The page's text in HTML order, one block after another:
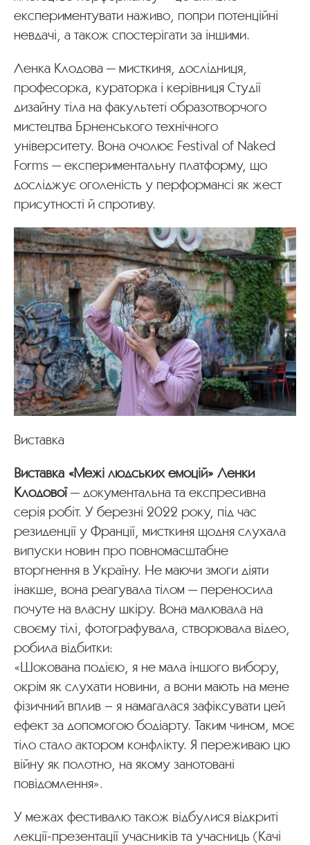
експериментувати наживо, попри потенційні
невдачі, а також спостерігати за іншими.
Ленка Клодова — мисткиня, дослідниця,
професорка, кураторка і керівниця Студії
дизайну тіла на факультеті образотворчого
мистецтва Брненського технічного
університету. Вона очолює Festival of Naked
Forms — експериментальну платформу, що
досліджує оголеність у перформансі як жест
присутності й спротиву.
Виставка
Виставка «Межі людських емоцій» Ленки
Клодової— документальна та експресивна
серія робіт. У березні 2022 року, під час
резиденції у Франції, мисткиня щодня слухала
випуски новин про повномасштабне
вторгнення в Україну. Не маючи змоги діяти
інакше, вона реагувала тілом — переносила
почуте на власну шкіру. Вона малювала на
своєму тілі, фотографувала, створювала відео,
робила відбитки:
«Шокована подією, я не мала іншого вибору,
окрім як слухати новини, а вони мають на мене
фізичний вплив – я намагалася зафіксувати цей
ефект за допомогою бодіарту. Таким чином, моє
тіло стало актором конфлікту. Я переживаю цю
війну як полотно, на якому занотовані
повідомлення».
У межах фестивалю також відбулися відкриті
лекції-презентації учасників та учасниць (Качі